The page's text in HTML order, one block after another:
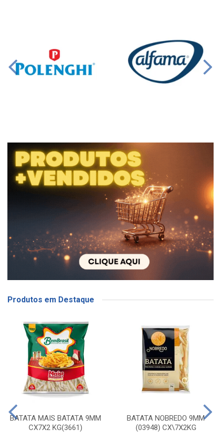
Produtos em Destaque
BATATA MAIS BATATA 9MM
CX7X2 KG(3661)
BATATA NOBREDO 9MM
(03948) CX\7X2KG